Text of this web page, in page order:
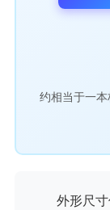
约相当于一
外形尺